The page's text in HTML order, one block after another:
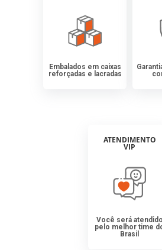
Embalados em caixas
reforçadas e lacradas
ATENDIMENTO
VIP
Você será atendido
pelo melhor time
Brasil